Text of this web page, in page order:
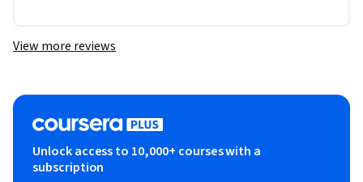
View more reviews
Unlock access to 10,000+ courses with a
subscription